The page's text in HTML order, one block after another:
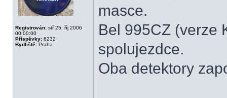
Registrován: stř 25. říj 2006
00:00:00
Příspěvky: 6232
Bydliště: Praha
masce.
Bel 995CZ (verze
spolujezdce.
Oba detektory